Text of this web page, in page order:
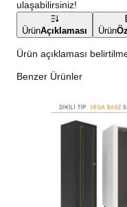
ulaşabilirsiniz!
ÜrünAçıklaması Ürün
Ürün açıklaması
Benzer Ürünler